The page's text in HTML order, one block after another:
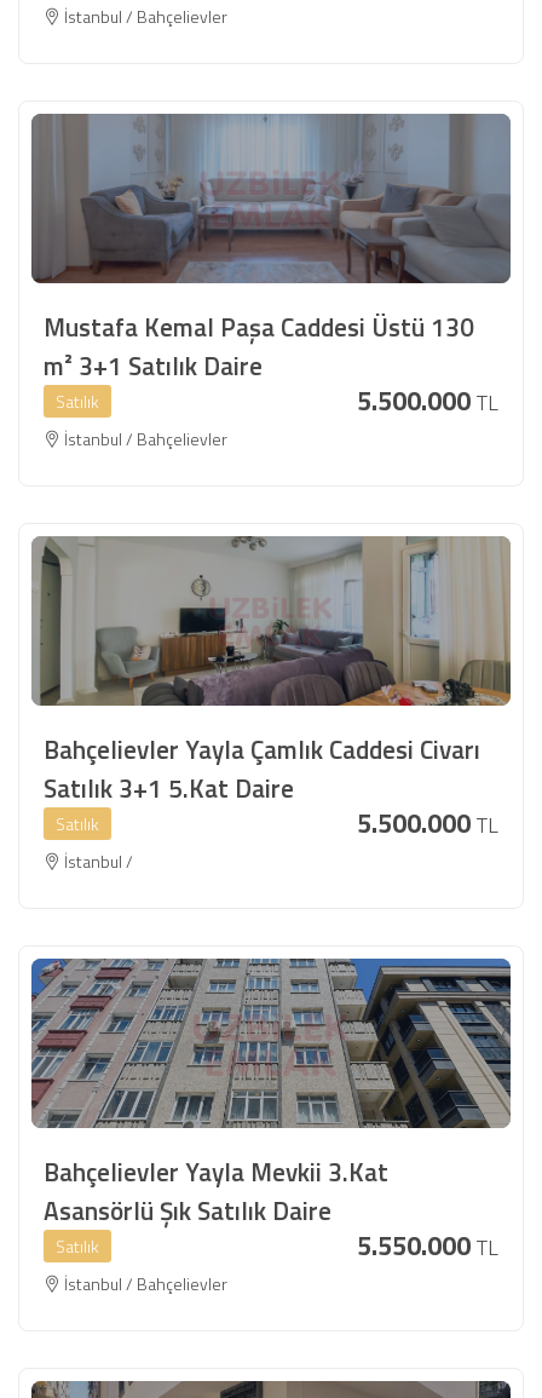
İstanbul / Bahçelievler
Mustafa Kemal Paşa Caddesi Üstü 130
m² 3+1 Satılık Daire
Satılık 5.500.000TL
İstanbul / Bahçelievler
Bahçelievler Yayla Çamlık Caddesi Civarı
Satılık 3+1 5.Kat Daire
Satılık 5.500.000TL
İstanbul /
Bahçelievler Yayla Mevkii 3.Kat
Asansörlü Şık Satılık Daire
Satılık 5.550.000TL
İstanbul / Bahçelievler